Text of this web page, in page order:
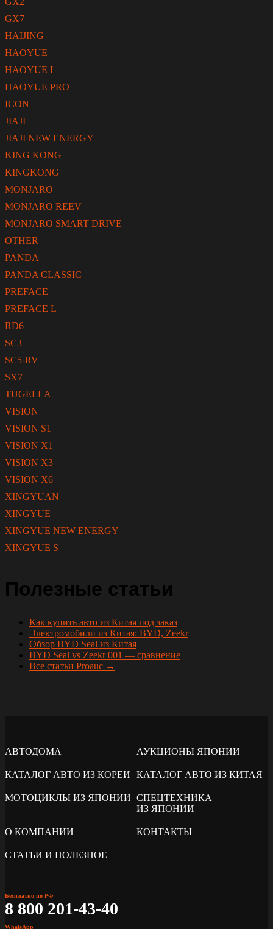
GX7
HAIJING
HAOYUE
HAOYUE L
HAOYUE PRO
ICON
JIAJI
JIAJI NEW ENERGY
KING KONG
KINGKONG
MONJARO
MONJARO REEV
MONJARO SMART DRIVE
OTHER
PANDA
PANDA CLASSIC
PREFACE
PREFACE L
RD6
SC3
SC5-RV
SX7
TUGELLA
VISION
VISION S1
VISION X1
VISION X3
VISION X6
XINGYUAN
XINGYUE
XINGYUE NEW ENERGY
XINGYUE S
Полезные статьи
Как купить авто из Китая под заказ
Электромобили из Китая: BYD, Zeekr
Обзор BYD Seal из Китая
BYD Seal vs Zeekr 001 — сравнение
Все статьи Proauc →
АВТОДОМА АУКЦИОНЫ ЯПОНИИ
КАТАЛОГ АВТО ИЗ КОРЕИ КАТАЛОГ АВТО ИЗ КИТАЯ
МОТОЦИКЛЫ ИЗ ЯПОНИИ СПЕЦТЕХНИКА
ИЗ ЯПОНИИ
О КОМПАНИИ КОНТАКТЫ
СТАТЬИ И ПОЛЕЗНОЕ
Бесплатно по РФ
8 800 201-43-40
WhatsApp